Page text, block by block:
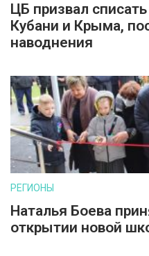
ЦБ призвал
Кубани и Крыма,
наводнения
РЕГИОНЫ
Наталья Боева
открытии новой